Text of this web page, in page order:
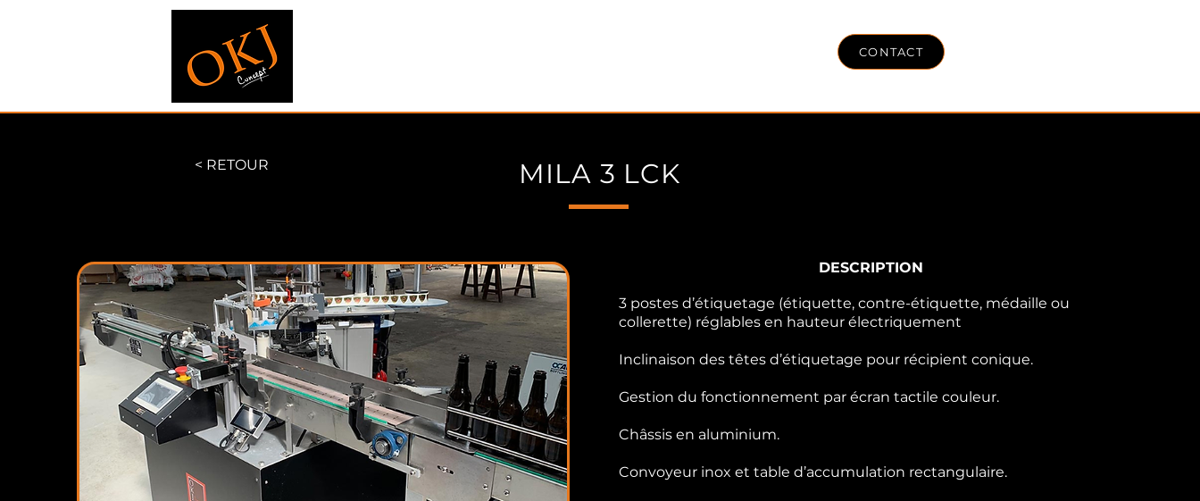
CONTACT
< RETOUR MILA 3 LCK
DESCRIPTION
3 postes d’étiquetage (étiquette, contre-étiquette, médaille ou
collerette) réglables en hauteur électriquement
Inclinaison des têtes d’étiquetage pour récipient conique.
Gestion du fonctionnement par écran tactile couleur.
Châssis en aluminium.
Convoyeur inox et table d’accumulation rectangulaire.